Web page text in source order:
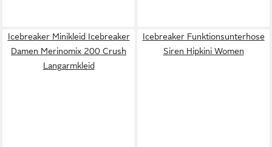
Icebreaker Minikleid Icebreaker
Damen Merinomix 200 Crush
Langarmkleid
Icebreaker Funktionsunterhose
Siren Hipkini Women